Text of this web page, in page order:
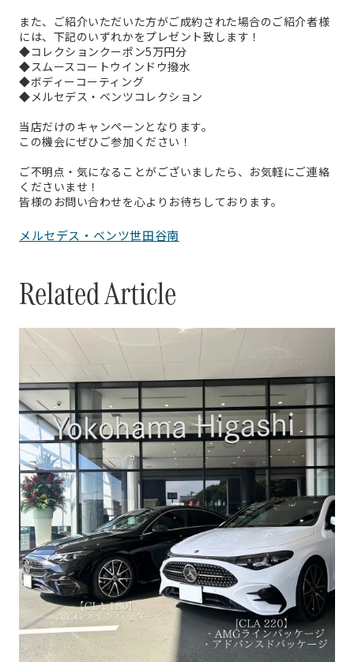
また、ご紹介いただいた方がご成約された場合のご紹介者様
には、下記のいずれかをプレゼント致します！
◆コレクションクーポン5万円分
◆スムースコートウインドウ撥水
◆ボディーコーティング
◆メルセデス・ベンツコレクション
当店だけのキャンペーンとなります。
この機会にぜひご参加ください！
ご不明点・気になることがございましたら、お気軽にご連絡
くださいませ！
皆様のお問い合わせを心よりお待ちしております。
メルセデス・ベンツ世田谷南
Related Article